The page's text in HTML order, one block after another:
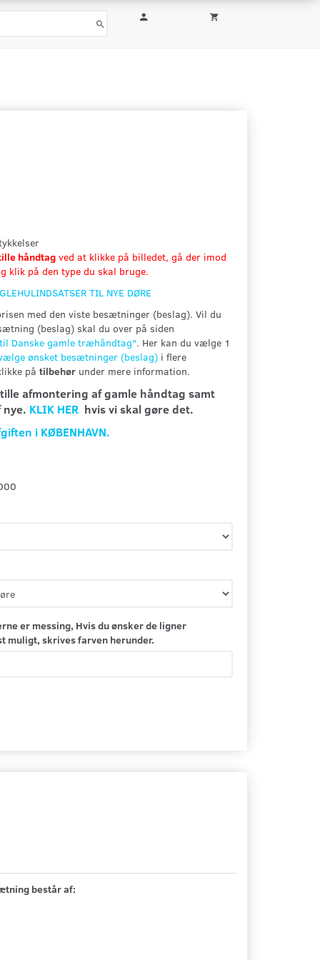
håndtag ved at klikke på billedet, gå der imod
klik på den type du skal bruge.
TIL NYE DØRE
med den viste besætninger (beslag). Vil du
(beslag) skal du over på siden
Danske gamle træhåndtag". Her kan du vælge 1
ønsket besætninger (beslag) i flere
på tilbehør under mere information.
afmontering af gamle håndtag samt
KLIK HER hvis vi skal gøre det.
i KØBENHAVN.
er messing, Hvis du ønsker de ligner
muligt, skrives farven herunder.
består af: